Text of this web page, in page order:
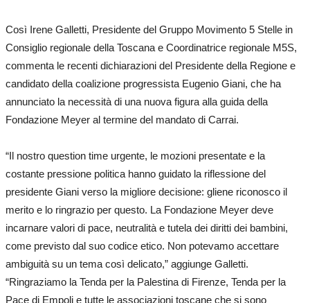
Così Irene Galletti, Presidente del Gruppo Movimento 5 Stelle in
Consiglio regionale della Toscana e Coordinatrice regionale M5S,
commenta le recenti dichiarazioni del Presidente della Regione e
candidato della coalizione progressista Eugenio Giani, che ha
annunciato la necessità di una nuova figura alla guida della
Fondazione Meyer al termine del mandato di Carrai.
“Il nostro question time urgente, le mozioni presentate e la
costante pressione politica hanno guidato la riflessione del
presidente Giani verso la migliore decisione: gliene riconosco il
merito e lo ringrazio per questo. La Fondazione Meyer deve
incarnare valori di pace, neutralità e tutela dei diritti dei bambini,
come previsto dal suo codice etico. Non potevamo accettare
ambiguità su un tema così delicato,” aggiunge Galletti.
“Ringraziamo la Tenda per la Palestina di Firenze, Tenda per la
Pace di Empoli e tutte le associazioni toscane che si sono